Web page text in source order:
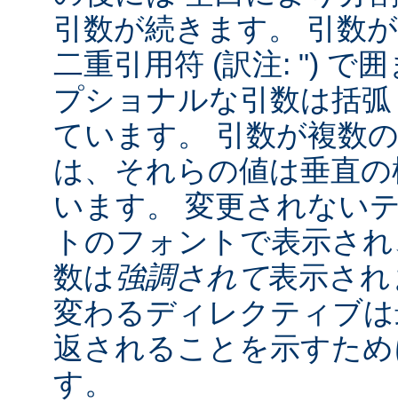
引数が続きます。 引数
二重引用符 (訳注: ") で
プショナルな引数は括
ています。 引数が複数
は、それらの値は垂直
います。 変更されない
トのフォントで表示さ
数は強調されて表示さ
変わるディレクティブ
返されることを示すた
す。